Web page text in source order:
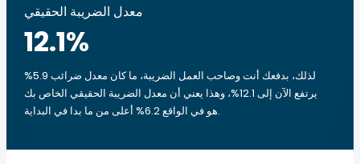
معدل الضريبة الحقيقي
12.1%
لذلك، بدفعك أنت وصاحب العمل الضريبة، ما كان معدل ضرائب 5.9%
يرتفع الآن إلى 12.1%، وهذا يعني أن معدل الضريبة الحقيقي الخاص بك
هو في الواقع 6.2% أعلى من ما بدا في البداية.